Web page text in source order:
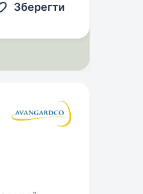
Зберегти